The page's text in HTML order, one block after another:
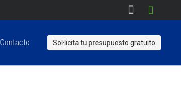
Contacto Sol·licita tu presupuesto gratuito